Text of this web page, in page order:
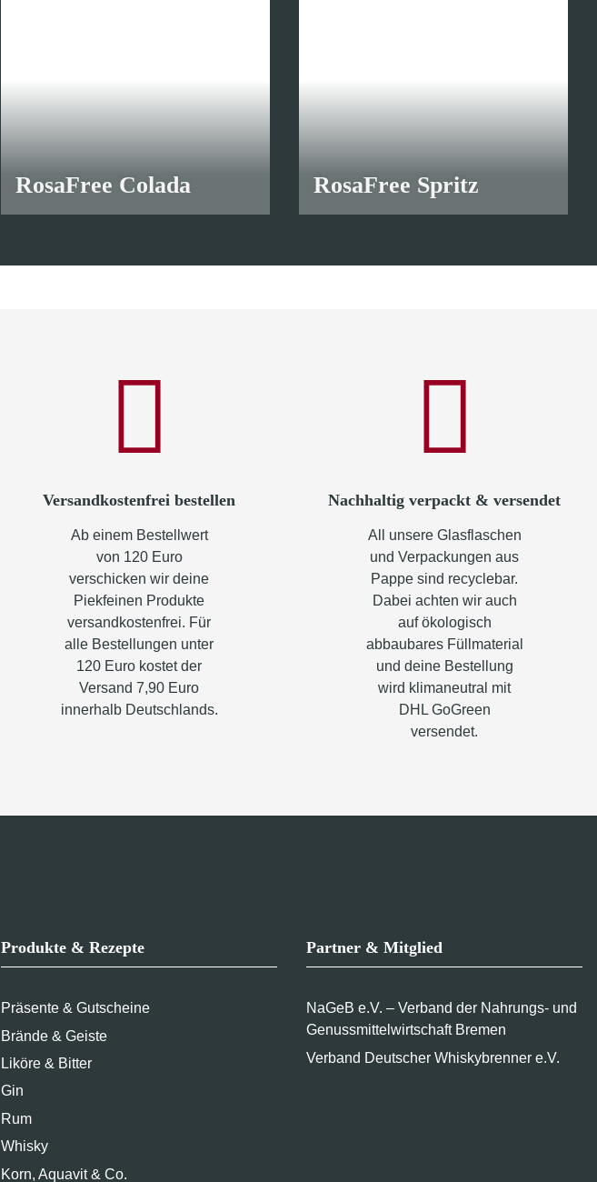
RosaFree Colada RosaFree Spritz
Versandkostenfrei bestellen
Ab einem Bestellwert
von 120 Euro
verschicken wir deine
Piekfeinen Produkte
versandkostenfrei. Für
alle Bestellungen unter
120 Euro kostet der
Versand 7,90 Euro
innerhalb Deutschlands.
Nachhaltig verpackt & versendet
All unsere Glasflaschen
und Verpackungen aus
Pappe sind recyclebar.
Dabei achten wir auch
auf ökologisch
abbaubares Füllmaterial
und deine Bestellung
wird klimaneutral mit
DHL GoGreen
versendet.
Produkte & Rezepte
Präsente & Gutscheine
Brände & Geiste
Liköre & Bitter
Gin
Rum
Whisky
Korn, Aquavit & Co.
Partner & Mitglied
NaGeB e.V. – Verband der Nahrungs- und
Genussmittelwirtschaft Bremen
Verband Deutscher Whiskybrenner e.V.